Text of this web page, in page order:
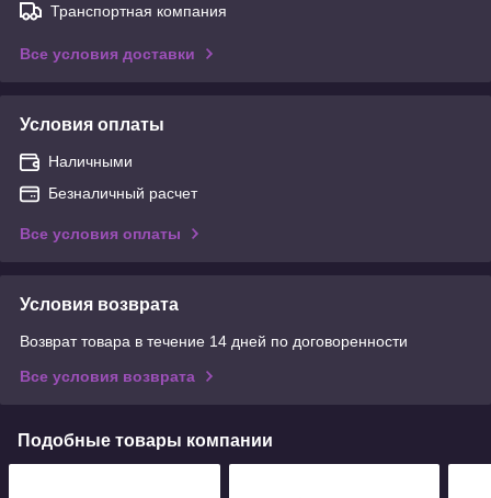
Транспортная компания
Все условия доставки
Условия оплаты
Наличными
Безналичный расчет
Все условия оплаты
Условия возврата
Возврат товара в течение 14 дней по договоренности
Все условия возврата
Подобные товары компании